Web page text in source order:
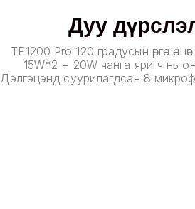
Дуу
TE1200 Pro 120 градусын өргөн
15W*2 + 20W чанга яригч нь
Дэлгэцэнд суурилагдсан 8